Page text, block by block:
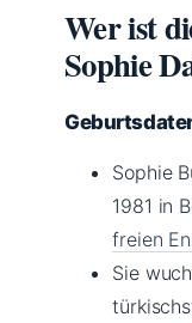
Wer ist
Sophie
Sophie
1981 in
freien
Sie